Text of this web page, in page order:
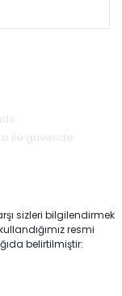
ile güvende.
sizleri bilgilendirmek
resmi
belirtilmiştir: